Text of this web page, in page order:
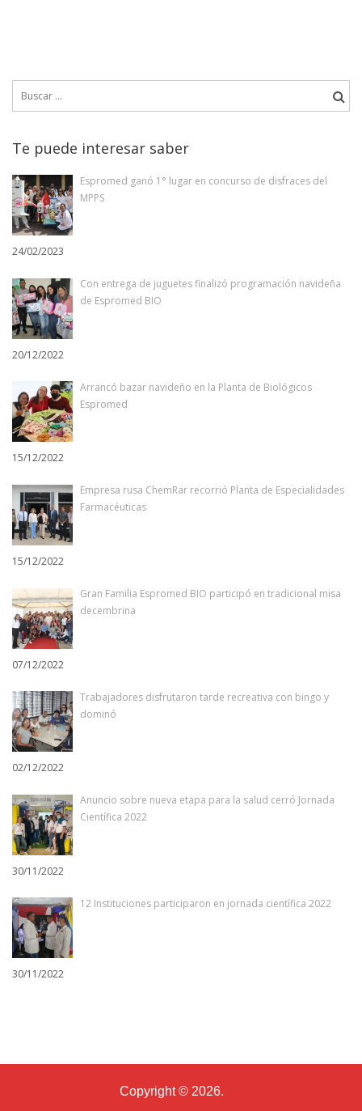
Te puede interesar saber
Espromed ganó 1° lugar en concurso de disfraces del
MPPS
24/02/2023
Con entrega de juguetes finalizó programación navideña
de Espromed BIO
20/12/2022
Arrancó bazar navideño en la Planta de Biológicos
Espromed
15/12/2022
Empresa rusa ChemRar recorrió Planta de Especialidades
Farmacéuticas
15/12/2022
Gran Familia Espromed BIO participó en tradicional misa
decembrina
07/12/2022
Trabajadores disfrutaron tarde recreativa con bingo y
dominó
02/12/2022
Anuncio sobre nueva etapa para la salud cerró Jornada
Científica 2022
30/11/2022
12 Instituciones participaron en jornada científica 2022
30/11/2022
Copyright © 2026.